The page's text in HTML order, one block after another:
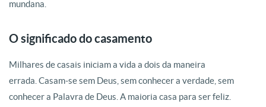
mundana.
O significado do casamento
Milhares de casais iniciam a vida a dois da maneira
errada. Casam-se sem Deus, sem conhecer a verdade, sem
conhecer a Palavra de Deus. A maioria casa para ser feliz.